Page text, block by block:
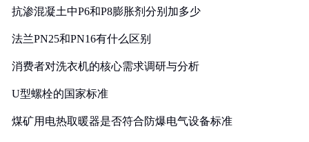
抗渗混凝土中P6和P8膨胀剂分别加多少
法兰PN25和PN16有什么区别
消费者对洗衣机的核心需求调研与分析
U型螺栓的国家标准
煤矿用电热取暖器是否符合防爆电气设备标准